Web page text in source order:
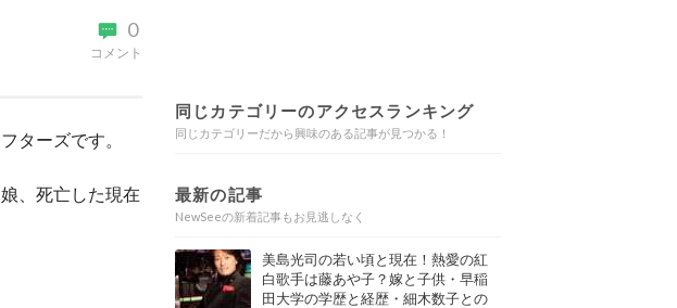
0
コメント
ターズです。
、死亡した現在
同じカテゴリーのアクセスランキング
同じカテゴリーだから興味のある記事が見つかる！
最新の記事
NewSeeの新着記事もお見逃しなく
美島光司の若い頃と現在！熱愛の紅
白歌手は藤あや子？嫁と子供・早稲
田大学の学歴と経歴・細木数子との